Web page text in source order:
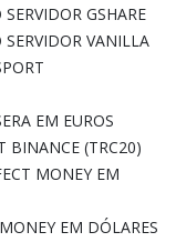
GSHARE
VANILLA
EM EUROS
BINANCE (TRC20)
MONEY EM
EM DÓLARES